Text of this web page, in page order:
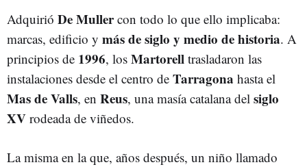
Adquirió De Mullercon todo lo que ello implicaba:
marcas, edificio y más de siglo y medio de historia. A
principios de 1996, los Martorell trasladaron las
instalaciones desde el centro de Tarragona hasta el
Mas de Valls, en Reus, una masía catalana del siglo
XV rodeada de viñedos.
La misma en la que, años después, un niño llamado